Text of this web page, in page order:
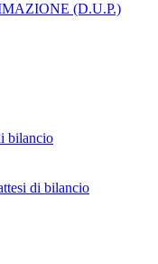
(D.U.P.)
bilancio
di bilancio